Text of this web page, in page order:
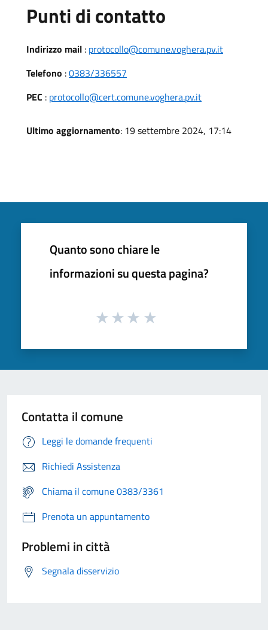
Punti di contatto
Indirizzo mail : protocollo@comune.voghera.pv.it
Telefono :0383/336557
PEC : protocollo@cert.comune.voghera.pv.it
Ultimo aggiornamento: 19 settembre 2024, 17:14
Quanto sono chiare le
informazioni su questa pagina?
Contatta il comune
Leggi le domande frequenti
Richiedi Assistenza
Chiama il comune 0383/3361
Prenota un appuntamento
Problemi in città
Segnala disservizio